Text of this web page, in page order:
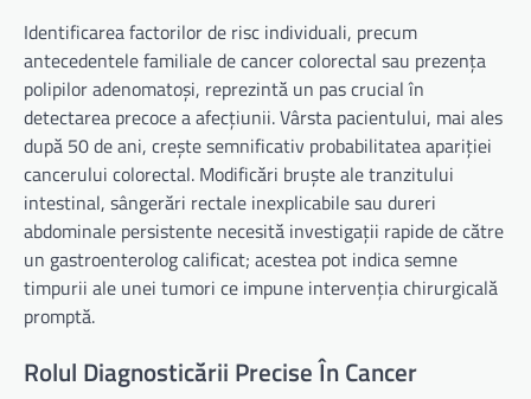
Identificarea factorilor de risc individuali, precum
antecedentele familiale de cancer colorectal sau prezența
polipilor adenomatoși, reprezintă un pas crucial în
detectarea precoce a afecțiunii. Vârsta pacientului, mai ales
după 50 de ani, crește semnificativ probabilitatea apariției
cancerului colorectal. Modificări bruște ale tranzitului
intestinal, sângerări rectale inexplicabile sau dureri
abdominale persistente necesită investigații rapide de către
un gastroenterolog calificat; acestea pot indica semne
timpurii ale unei tumori ce impune intervenția chirurgicală
promptă.
Rolul Diagnosticării Precise În Cancer